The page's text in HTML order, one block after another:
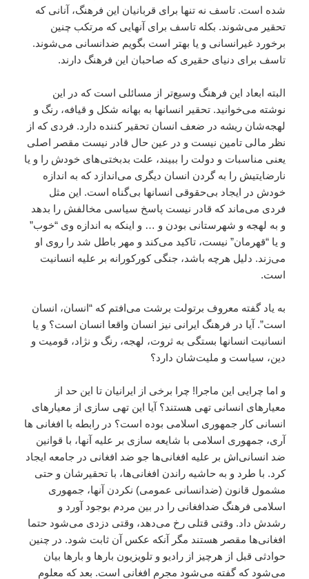
شده است. تاسف نه تنها براى قربانيان اين فرهنگ، آنانى که
تحقير مى‌شوند. بکله تاسف براى آنهايى که مرتکب چنين
برخورد غير‌انسانى و يا بهتر است بگويم ضد‌انسانى مى‌شوند.
تاسف براى دنياى حقيرى که صاحبان اين فرهنگ دارند.
البته ابعاد اين فرهنگ وسيع‌تر از مسائلى است که در اين
نوشته مى‌خوانيد. تحقير انسانها به بهانه شکل و قيافه‌، رنگ و
لهجه‌شان ريشه در ضعف انسان تحقير کننده دارد. فردى که از
نظر مالى تامين نيست و در عين حال قادر نيست مقصر اصلى
يعنى مناسبات و دولت را ببيند، علت بدبختى‌هاى خودش را و يا
نارضايتيش را به گردن انسان ديگرى مى‌اندازد که به اندازه
خودش در ايجاد بى‌حقوقى انسانها بى‌گناه است. اين مثل
فردى مى‌ماند که قادر نيست پاسخ سياسى مخالفش را بدهد
و به لهجه و شهرستانى بودن و … و اينکه به اندازه وى “خوب”
و يا “قهرمان” نيست، تاکيد مى‌کند و مهر باطل شد را روى او
مى‌زند. دليل هرچه باشد، جنگى کورکورانه بر عليه انسانيت
است.
به ياد گفته معروف برتولت برشت مى‌افتم که “انسان، انسان
است”. آيا در فرهنگ ايرانى نيز انسان واقعا انسان است؟ و يا
انسانيت انسانها بستگى به ثروت، لهجه، رنگ و نژاد، قوميت و
دين، سياست و مليت‌شان دارد؟
و اما چرايى اين ماجرا! چرا برخى از ايرانيان تا اين حد از
معيارهاى انسانى تهى هستند؟ آيا اين تهى سازى از معيارهاى
انسانى کار جمهورى اسلامى بوده است؟ در رابطه با افغانى ها
آرى، جمهورى اسلامى با شايعه سازى بر عليه آنها، با قوانين
ضد انسانى‌اش بر عليه افغانى‌ها جو ضد افغانى در جامعه ايجاد
کرد. با طرد و به حاشيه راندن افغانى‌ها، با تحقيرشان و حتى
مشمول قانون (ضدانسانى عمومى) نکردن آنها، جمهورى
اسلامى فرهنگ ضد‌افغانى را در بين مردم بوجود آورد و
رشدش داد. وقتى قتلى رخ مى‌دهد، وقتى دزدى مى‌شود حتما
افغانى‌ها مقصر هستند مگر آنکه عکس آن ثابت شود. در چنين
حوادثى قبل از هرچيز از راديو و تلويزيون بارها و بارها بيان
مى‌شود که گفته مى‌شود مجرم افغانى است. بعد که معلوم